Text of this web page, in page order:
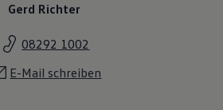
Gerd Richter
08292 1002
E-Mail schreiben